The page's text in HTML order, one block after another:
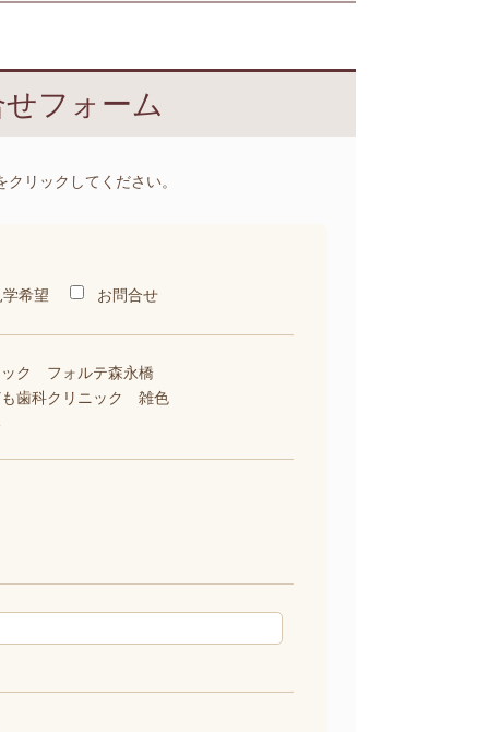
フォーム
リックしてください。
学希望 お問合せ
ック フォルテ森永橋
も歯科クリニック 雑色